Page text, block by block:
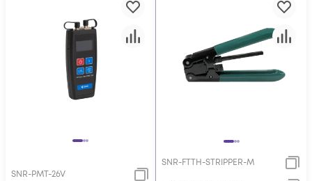
SNR-PMT-26V
SNR-FTTH-STRIPPER-M